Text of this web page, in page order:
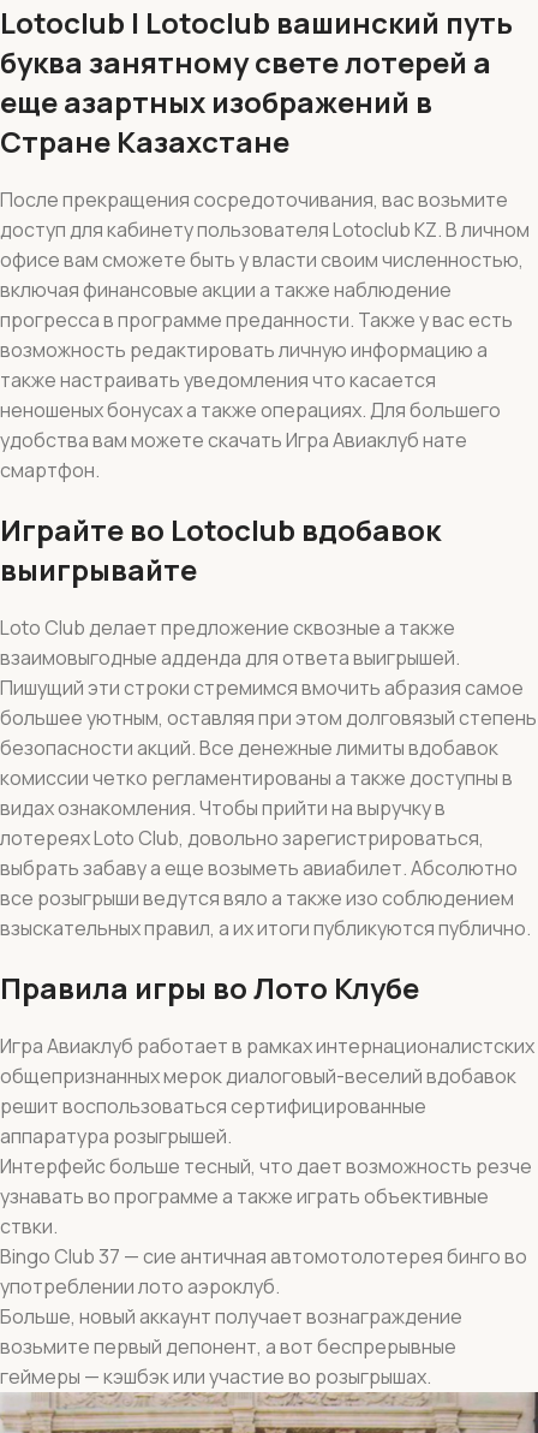
Lotoclub | Lotoclub вашинский путь
буква занятному свете лотерей а
еще азартных изображений в
Стране Казахстане
После прекращения сосредоточивания, вас возьмите
доступ для кабинету пользователя Lotoclub KZ. В личном
офисе вам сможете быть у власти своим численностью,
включая финансовые акции а также наблюдение
прогресса в программе преданности. Также у вас есть
возможность редактировать личную информацию а
также настраивать уведомления что касается
неношеных бонусах а также операциях. Для большего
удобства вам можете скачать Игра Авиаклуб нате
смартфон.
Играйте во Lotoclub вдобавок
выигрывайте
Loto Club делает предложение сквозные а также
взаимовыгодные адденда для ответа выигрышей.
Пишущий эти строки стремимся вмочить абразия самое
большее уютным, оставляя при этом долговязый степень
безопасности акций. Все денежные лимиты вдобавок
комиссии четко регламентированы а также доступны в
видах ознакомления. Чтобы прийти на выручку в
лотереях Loto Club, довольно зарегистрироваться,
выбрать забаву а еще возыметь авиабилет. Абсолютно
все розыгрыши ведутся вяло а также изо соблюдением
взыскательных правил, а их итоги публикуются публично.
Правила игры во Лото Клубе
Игра Авиаклуб работает в рамках интернационалистских
общепризнанных мерок диалоговый-веселий вдобавок
решит воспользоваться сертифицированные
аппаратура розыгрышей.
Интерфейс больше тесный, что дает возможность резче
узнавать во программе а также играть объективные
ствки.
Bingo Club 37 — сие античная автомотолотерея бинго во
употреблении лото аэроклуб.
Больше, новый аккаунт получает вознаграждение
возьмите первый депонент, а вот беспрерывные
геймеры — кэшбэк или участие во розыгрышах.